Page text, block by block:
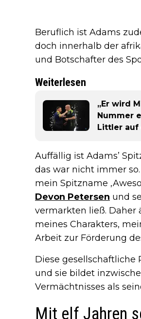
Beruflich ist Adams
doch innerhalb der
und Botschafter des
Weiterlesen
„Er wird
Nummer
Littler auf
Auffällig ist Adams’
das war nicht immer
mein Spitzname
Devon Petersen und
vermarkten ließ. Daher
meines Charakters,
Arbeit zur Förderung
Diese
und sie bildet
Vermächtnisses als
Mit elf Jahren